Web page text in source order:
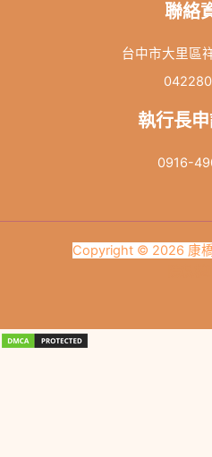
聯絡
台中市大里區
執行長
0916-
Copyright © 2026 康